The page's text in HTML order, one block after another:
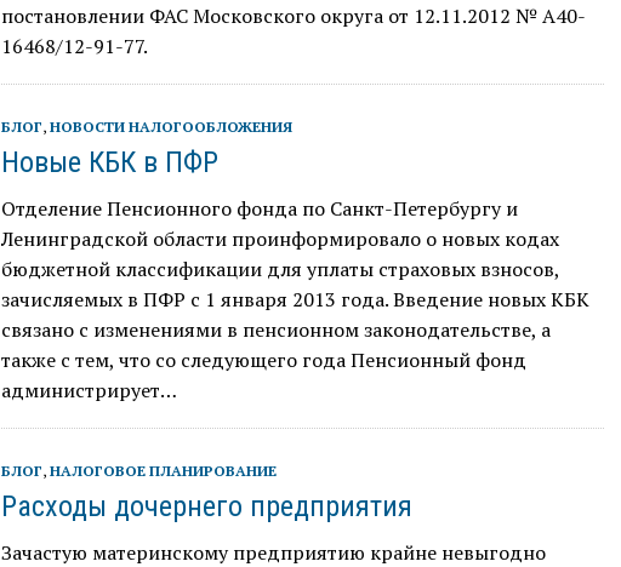
постановлении ФАС Московского округа от 12.11.2012 № А40-
16468/12-91-77.
БЛОГ, НОВОСТИ НАЛОГООБЛОЖЕНИЯ
Новые КБК в ПФР
Отделение Пенсионного фонда по Санкт-Петербургу и
Ленинградской области проинформировало о новых кодах
бюджетной классификации для уплаты страховых взносов,
зачисляемых в ПФР с 1 января 2013 года. Введение новых КБК
связано с изменениями в пенсионном законодательстве, а
также с тем, что со следующего года Пенсионный фонд
администрирует…
БЛОГ, НАЛОГОВОЕ ПЛАНИРОВАНИЕ
Расходы дочернего предприятия
Зачастую материнскому предприятию крайне невыгодно